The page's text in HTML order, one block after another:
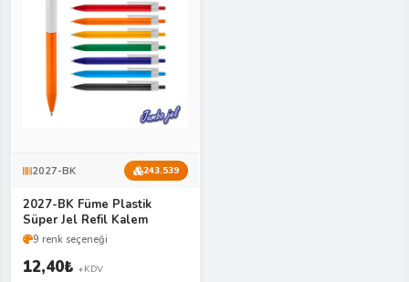
2027-BK 243.539
2027-BK Füme Plastik
Süper Jel Refil Kalem
9 renk seçeneği
12,40₺ +KDV